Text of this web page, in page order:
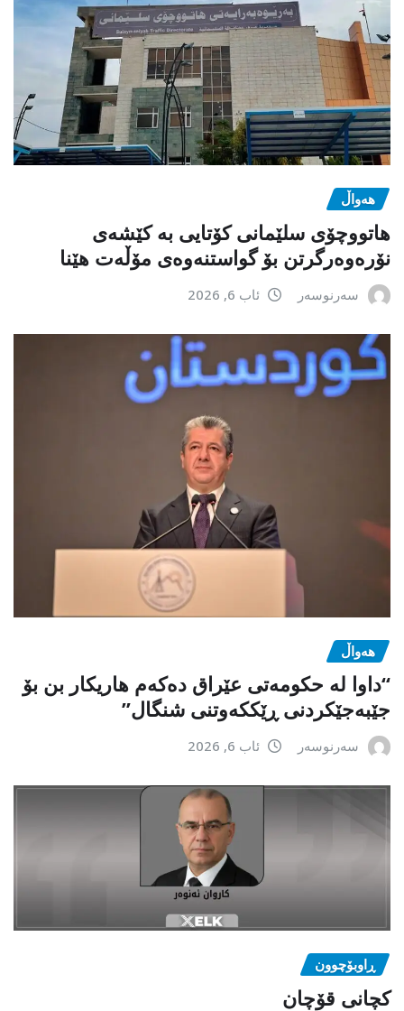
هەواڵ
هاتووچۆی سلێمانی کۆتایی بە کێشەی
نۆرەوەرگرتن بۆ گواستنەوەی مۆڵەت هێنا
سەرنوسەر ئاب 6, 2026
هەواڵ
“داوا لە حكومەتی عێراق دەكەم هاریكار بن بۆ
جێبەجێكردنی ڕێككەوتنی شنگال”
سەرنوسەر ئاب 6, 2026
ڕاوبۆچوون
کچانی قۆچان